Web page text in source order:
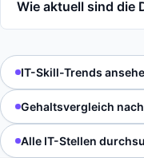
Wie aktuell sind die
IT-Skill-Trends
Gehaltsvergleich
Alle IT-Stellen